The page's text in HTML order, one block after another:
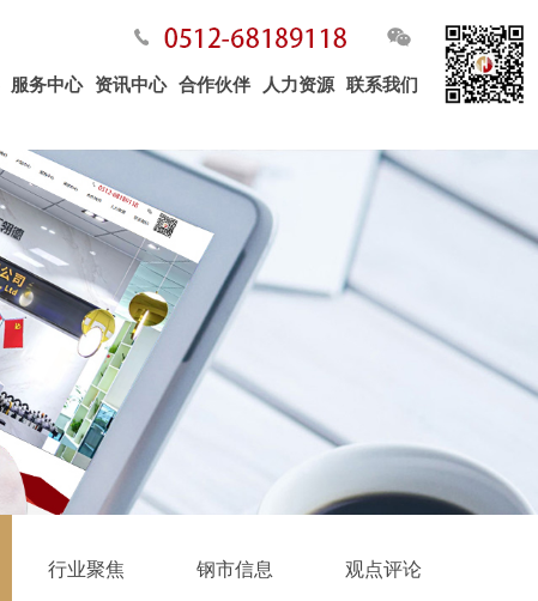
服务中心 资讯中心 合作伙伴 人力资源 联系我们
行业聚焦 钢市信息 观点评论